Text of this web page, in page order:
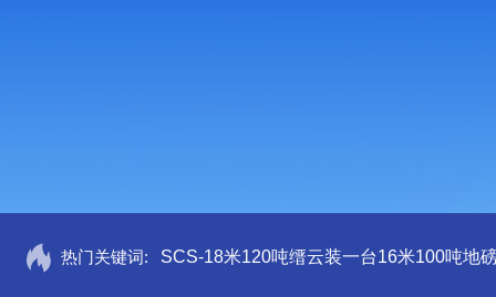
热门关键词: SCS-18米120吨缙云装一台16米100吨地